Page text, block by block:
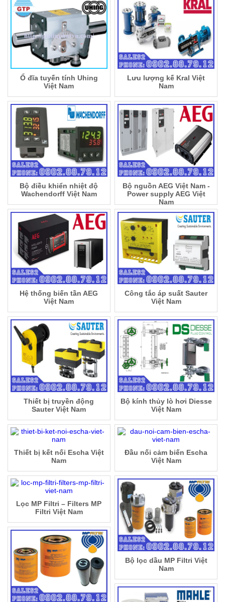
Ổ đĩa tuyến tính Uhing
Việt Nam
Lưu lượng kế Kral Việt
Nam
Bộ điều khiển nhiệt độ
Wachendorff Việt Nam
Bộ nguồn AEG Việt Nam -
Power supply AEG Việt
Nam
Hệ thống biến tần AEG
Việt Nam
Công tắc áp suất Sauter
Việt Nam
Thiết bị truyền động
Sauter Việt Nam
Bộ kính thủy lò hơi Diesse
Việt Nam
Thiết bị kết nối Escha Việt
Nam
Đầu nối cảm biến Escha
Việt Nam
Lọc MP Filtri – Filters MP
Filtri Việt Nam
Bộ lọc dầu MP Filtri Việt
Nam